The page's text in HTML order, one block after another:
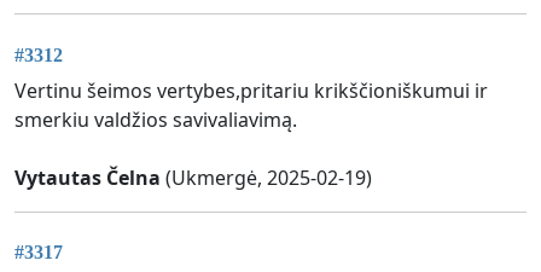
#3312
Vertinu šeimos vertybes,pritariu krikščioniškumui ir
smerkiu valdžios savivaliavimą.
Vytautas Čelna (Ukmergė, 2025-02-19)
#3317